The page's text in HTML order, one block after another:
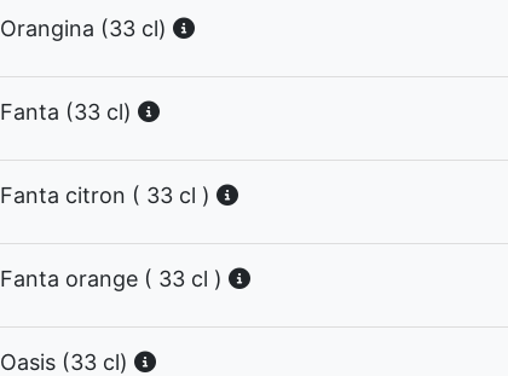
Orangina (33 cl)
Fanta (33 cl)
Fanta citron ( 33 cl )
Fanta orange ( 33 cl )
Oasis (33 cl)